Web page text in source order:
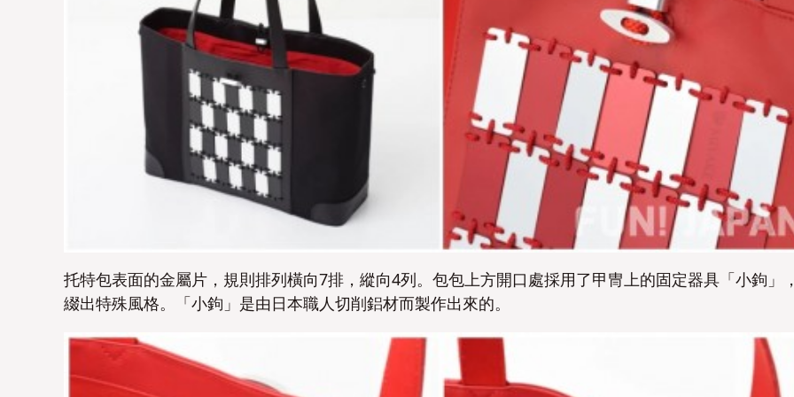
托特包表面的金屬片，規則排列橫向7排，縱向4列。包包上方開口處採用了甲冑上的固定器具「小鉤」
綴出特殊風格。「小鉤」是由日本職人切削鋁材而製作出來的。